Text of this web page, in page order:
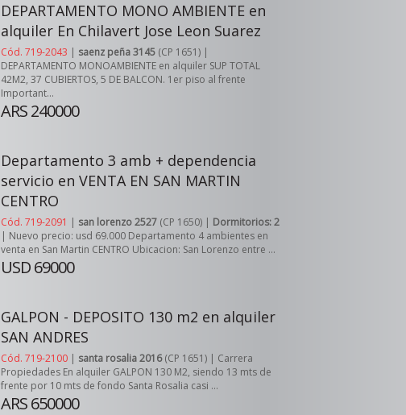
DEPARTAMENTO MONO AMBIENTE en
alquiler En Chilavert Jose Leon Suarez
Cód. 719-2043 | saenz peña 3145 (CP 1651) |
DEPARTAMENTO MONOAMBIENTE en alquiler SUP TOTAL
42M2, 37 CUBIERTOS, 5 DE BALCON. 1er piso al frente
Important...
ARS 240000
Departamento 3 amb + dependencia
servicio en VENTA EN SAN MARTIN
CENTRO
Cód. 719-2091 | san lorenzo 2527 (CP 1650) | Dormitorios: 2
| Nuevo precio: usd 69.000 Departamento 4 ambientes en
venta en San Martin CENTRO Ubicacion: San Lorenzo entre ...
USD 69000
GALPON - DEPOSITO 130 m2 en alquiler
SAN ANDRES
Cód. 719-2100 | santa rosalia 2016(CP 1651) | Carrera
Propiedades En alquiler GALPON 130 M2, siendo 13 mts de
frente por 10 mts de fondo Santa Rosalia casi ...
ARS 650000